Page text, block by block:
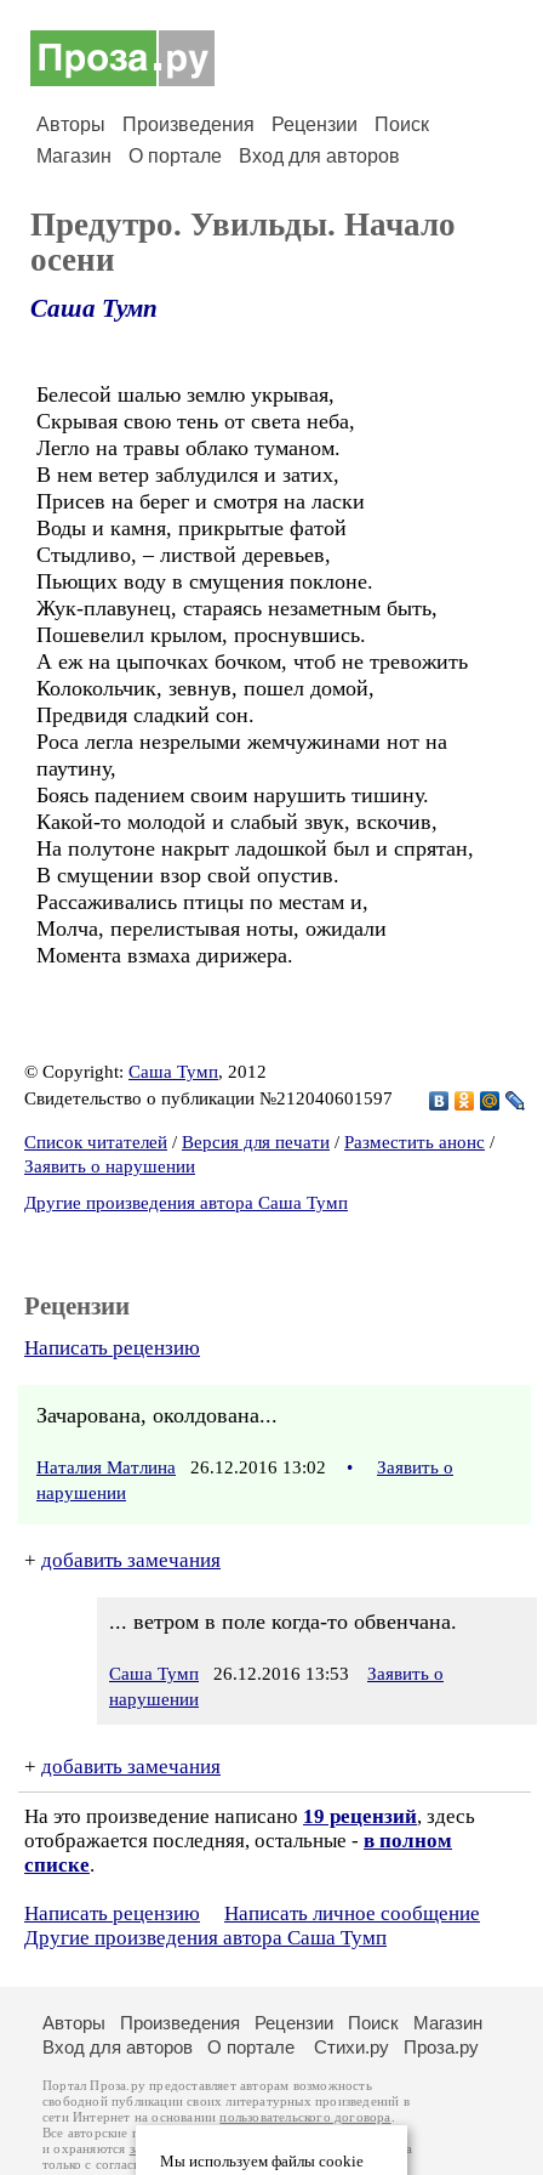
Авторы Произведения Рецензии
Поиск
Магазин
О портале Вход для авторов
Предутро. Увильды. Начало
осени
Саша Тумп
Белесой шалью землю укрывая,
Скрывая свою тень от света неба,
Легло на травы облако туманом.
В нем ветер заблудился и затих,
Присев на берег и смотря на ласки
Воды и камня, прикрытые фатой
Стыдливо, – листвой деревьев,
Пьющих воду в смущения поклоне.
Жук-плавунец, стараясь незаметным быть,
Пошевелил крылом, проснувшись.
А еж на цыпочках бочком, чтоб не тревожить
Колокольчик, зевнув, пошел домой,
Предвидя сладкий сон.
Роса легла незрелыми жемчужинами нот на
паутину,
Боясь падением своим нарушить тишину.
Какой-то молодой и слабый звук, вскочив,
На полутоне накрыт ладошкой был и спрятан,
В смущении взор свой опустив.
Рассаживались птицы по местам и,
Молча, перелистывая ноты, ожидали
Момента взмаха дирижера.
© Copyright: Саша Тумп, 2012
Свидетельство о публикации №212040601597
Список читателей / Версия для печати / Разместить анонс /
Заявить о нарушении
Другие произведения автора Саша Тумп
Рецензии
Написать рецензию
Зачарована, околдована...
Наталия Матлина 26.12.2016 13:02 •
Заявить о
нарушении
+ добавить замечания
... ветром в поле когда-то обвенчана.
Саша Тумп 26.12.2016 13:53
Заявить о
нарушении
+ добавить замечания
На это произведение написано 19 рецензий, здесь
отображается последняя, остальные - в полном
списке.
Написать рецензию
Написать личное сообщение
Другие произведения автора Саша Тумп
Мы используем файлы cookie
Авторы Произведения Рецензии Поиск
Магазин
Вход для авторов
О портале Стихи.ру Проза.ру
Портал Проза.ру предоставляет авторам возможность
свободной публикации своих литературных произведений в
сети Интернет на основаниипользовательского договора
Все авторские права на произведения принадлежат авторам
и охраняются законом
. Перепечатка произведений возможна
только с согласия его автора, к которому вы можете